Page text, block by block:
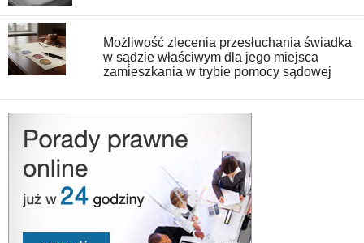
Możliwość zlecenia przesłuchania świadka
w sądzie właściwym dla jego miejsca
zamieszkania w trybie pomocy sądowej